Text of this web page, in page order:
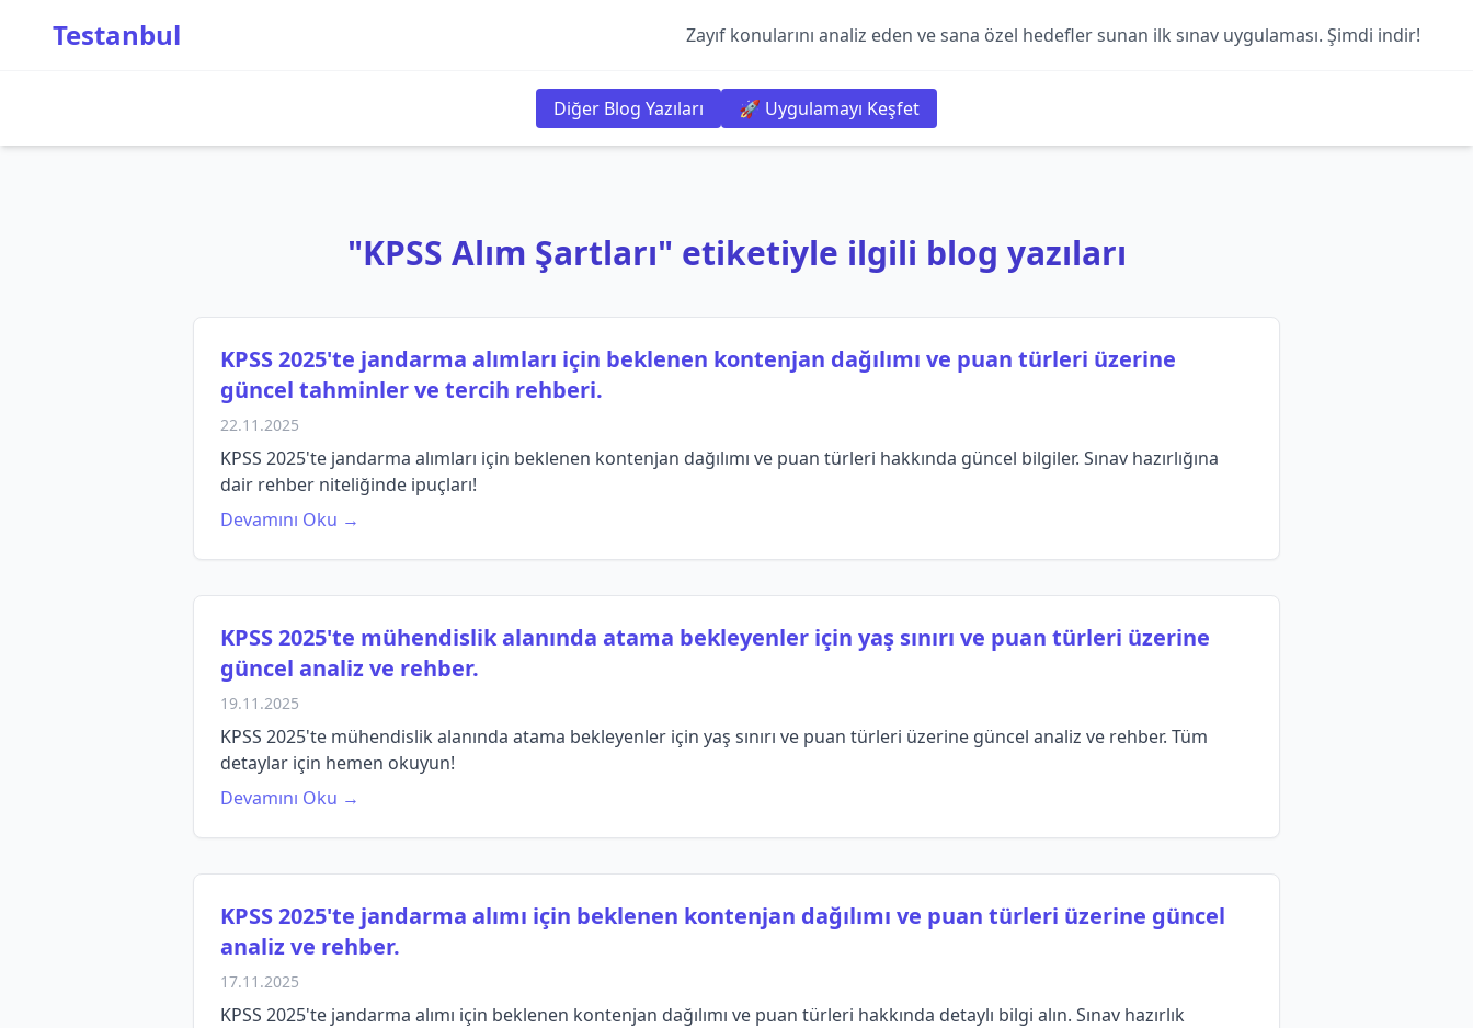
Testanbul Zayıf konularını analiz eden ve sana özel hedefler sunan ilk sınav uygulaması. Şimdi indir!
Diğer Blog Yazıları 🚀 Uygulamayı Keşfet
"KPSS Alım Şartları" etiketiyle ilgili blog yazıları
KPSS 2025'te jandarma alımları için beklenen kontenjan dağılımı ve puan türleri üzerine
güncel tahminler ve tercih rehberi.
22.11.2025
KPSS 2025'te jandarma alımları için beklenen kontenjan dağılımı ve puan türleri hakkında güncel bilgiler. Sınav hazırlığına
dair rehber niteliğinde ipuçları!
Devamını Oku →
KPSS 2025'te mühendislik alanında atama bekleyenler için yaş sınırı ve puan türleri üzerine
güncel analiz ve rehber.
19.11.2025
KPSS 2025'te mühendislik alanında atama bekleyenler için yaş sınırı ve puan türleri üzerine güncel analiz ve rehber. Tüm
detaylar için hemen okuyun!
Devamını Oku →
KPSS 2025'te jandarma alımı için beklenen kontenjan dağılımı ve puan türleri üzerine güncel
analiz ve rehber.
17.11.2025
KPSS 2025'te jandarma alımı için beklenen kontenjan dağılımı ve puan türleri hakkında detaylı bilgi alın. Sınav hazırlık